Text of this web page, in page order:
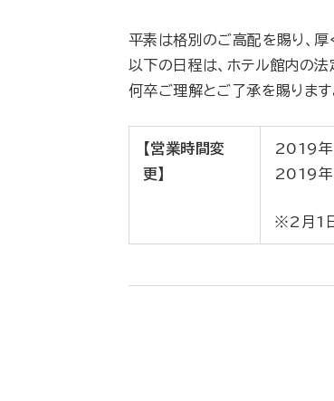
平素は格別のご高配を賜り、厚
以下の日程は、ホテル館内の
何卒ご理解とご了承を賜ります
【営業時間変
更】
2019年
2019年
※2月1日